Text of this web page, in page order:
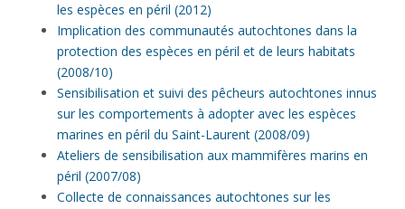
les espèces en péril (2012)
Implication des communautés autochtones dans la
protection des espèces en péril et de leurs habitats
(2008/10)
Sensibilisation et suivi des pêcheurs autochtones innus
sur les comportements à adopter avec les espèces
marines en péril du Saint-Laurent (2008/09)
Ateliers de sensibilisation aux mammifères marins en
péril (2007/08)
Collecte de connaissances autochtones sur les